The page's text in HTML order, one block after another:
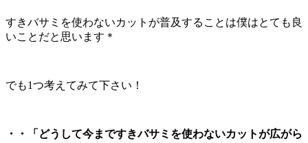
すきバサミを使わないカットが普及することは僕はとても良
いことだと思います＊
でも1つ考えてみて下さい！
・・「どうして今まですきバサミを使わないカットが広がら